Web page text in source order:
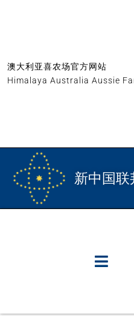
澳大利亚喜农场官方网站
Himalaya Australia Aussie
新中国